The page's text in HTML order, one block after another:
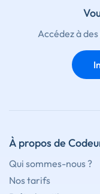
Accédez à
À propos de
Qui sommes-nous ?
Nos tarifs